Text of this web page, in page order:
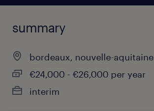
summary
bordeaux, nouvelle-aquitaine
€24,000 - €26,000 per year
interim